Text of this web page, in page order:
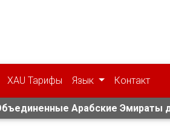
XAU Тарифы Язык Контакт
Арабские Эмираты